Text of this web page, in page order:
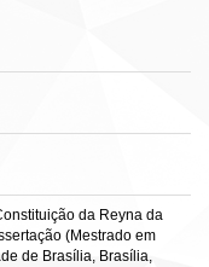
da Reyna da
(Mestrado em
de Brasília, Brasília,